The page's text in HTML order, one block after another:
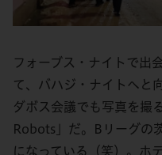
フォーブス・ナイトで出
て、バハジ・ナイトへと
ダボス会議でも写真を撮
Robots」だ。Bリーグの
になっている（笑）。ホ